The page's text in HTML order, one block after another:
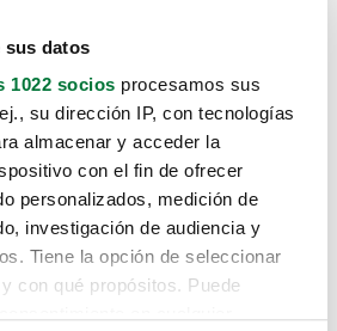
sus datos
1022 socios procesamos sus
su dirección IP, con tecnologías
almacenar y acceder la
con el fin de ofrecer
personalizados, medición de
investigación de audiencia y
Tiene la opción de seleccionar
con qué propósitos. Puede
no sabemos como
hasta aquí.
el coche que estás
de estos enlaces: